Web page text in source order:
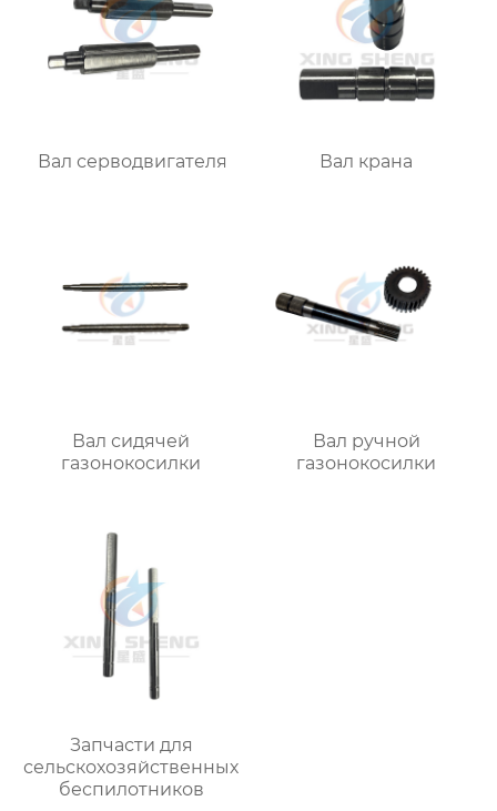
Вал серводвигателя Вал крана
Вал сидячей
газонокосилки
Вал ручной
газонокосилки
Запчасти для
сельскохозяйственных
беспилотников